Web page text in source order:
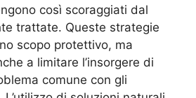
così scoraggiati dal
trattate. Queste strategie
scopo protettivo, ma
a limitare l’insorgere di
comune con gli